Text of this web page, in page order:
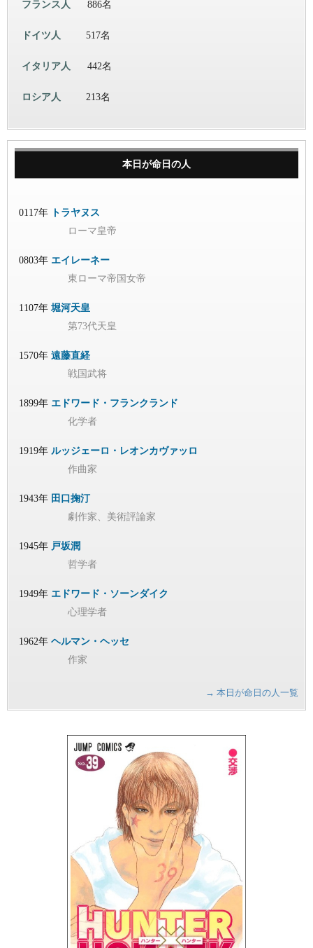
フランス人 886名
ドイツ人 517名
イタリア人 442名
ロシア人 213名
本日が命日の人
0117年 トラヤヌス
ローマ皇帝
0803年 エイレーネー
東ローマ帝国女帝
1107年 堀河天皇
第73代天皇
1570年 遠藤直経
戦国武将
1899年 エドワード・フランクランド
化学者
1919年 ルッジェーロ・レオンカヴァッロ
作曲家
1943年 田口掬汀
劇作家、美術評論家
1945年 戸坂潤
哲学者
1949年 エドワード・ソーンダイク
心理学者
1962年 ヘルマン・ヘッセ
作家
→ 本日が命日の人一覧